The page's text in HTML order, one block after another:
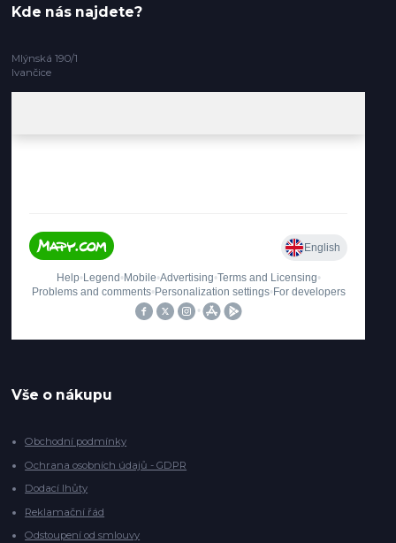
Kde nás najdete?
Mlýnská 190/1
Ivančice
Vše o nákupu
Obchodní podmínky
Ochrana osobních údajů - GDPR
Dodací lhůty
Reklamační řád
Odstoupení od smlouvy